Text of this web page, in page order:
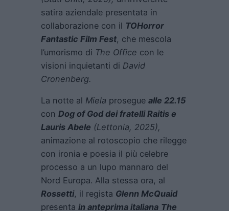
satira aziendale presentata in
collaborazione con il TOHorror
Fantastic Film Fest, che mescola
l’umorismo di The Office con le
visioni inquietanti di David
Cronenberg.
La notte al Miela prosegue alle 22.15
con Dog of God dei fratelli Raitis e
Lauris Abele (Lettonia, 2025),
animazione al rotoscopio che rilegge
con ironia e poesia il più celebre
processo a un lupo mannaro del
Nord Europa. Alla stessa ora, al
Rossetti, il regista Glenn McQuaid
presenta in anteprima italiana The